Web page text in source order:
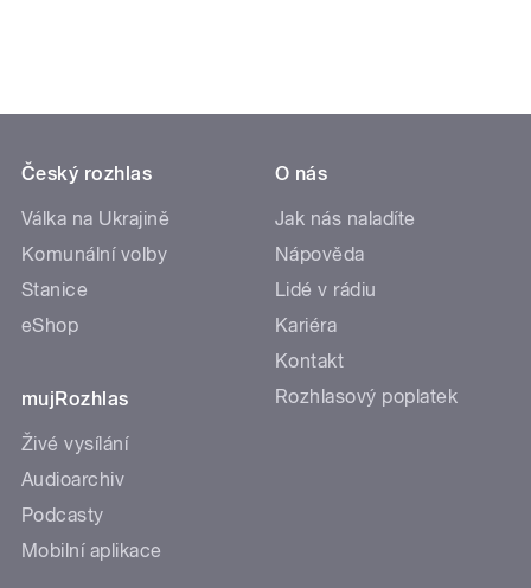
Český rozhlas
Válka na Ukrajině
Komunální volby
Stanice
eShop
mujRozhlas
Živé vysílání
Audioarchiv
Podcasty
Mobilní aplikace
O nás
Jak nás naladíte
Nápověda
Lidé v rádiu
Kariéra
Kontakt
Rozhlasový poplatek